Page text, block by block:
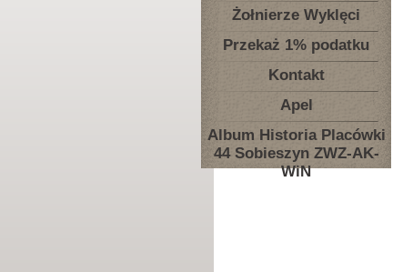
Żołnierze Wyklęci
Przekaż 1% podatku
Kontakt
Apel
Album Historia Placówki
44 Sobieszyn ZWZ-AK-
WiN